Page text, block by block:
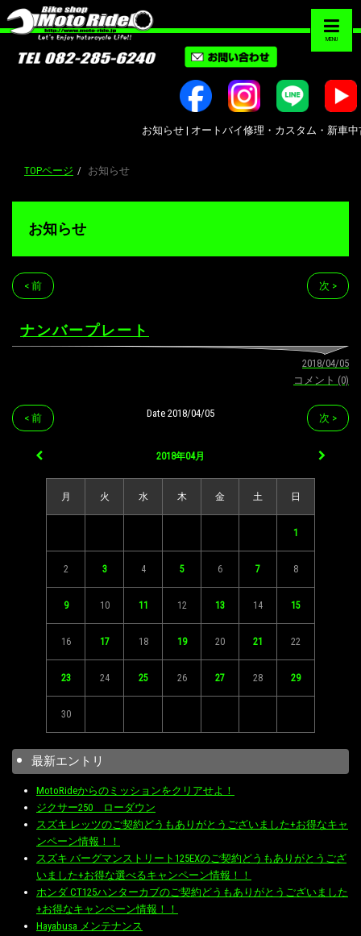
MENU
お知らせ | オートバイ修理・カスタム・新車中
TOPページ お知らせ
お知らせ
< 前 次 >
ナンバープレート
2018/04/05
コメント (0)
< 前 次 >
Date 2018/04/05
2018年04月
月 火 水 木 金 土 日
1
2 3 4 5 6 7 8
9 10 11 12 13 14 15
16 17 18 19 20 21 22
23 24 25 26 27 28 29
30
最新エントリ
MotoRideからのミッションをクリアせよ！
ジクサー250 ローダウン
スズキ レッツのご契約どうもありがとうございました+お得なキャ
ンペーン情報！！
スズキ バーグマンストリート125EXのご契約どうもありがとうござ
いました+お得な選べるキャンペーン情報！！
ホンダ CT125ハンターカブのご契約どうもありがとうございました
+お得なキャンペーン情報！！
Hayabusa メンテナンス